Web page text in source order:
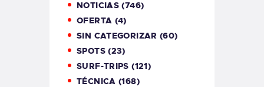
NOTICIAS (746)
OFERTA (4)
SIN CATEGORIZAR (60)
SPOTS(23)
SURF-TRIPS (121)
TÉCNICA (168)